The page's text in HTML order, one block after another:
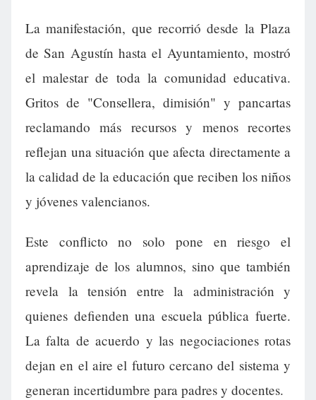
La manifestación, que recorrió desde la Plaza
de San Agustín hasta el Ayuntamiento, mostró
el malestar de toda la comunidad educativa.
Gritos de "Consellera, dimisión" y pancartas
reclamando más recursos y menos recortes
reflejan una situación que afecta directamente a
la calidad de la educación que reciben los niños
y jóvenes valencianos.
Este conflicto no solo pone en riesgo el
aprendizaje de los alumnos, sino que también
revela la tensión entre la administración y
quienes defienden una escuela pública fuerte.
La falta de acuerdo y las negociaciones rotas
dejan en el aire el futuro cercano del sistema y
generan incertidumbre para padres y docentes.